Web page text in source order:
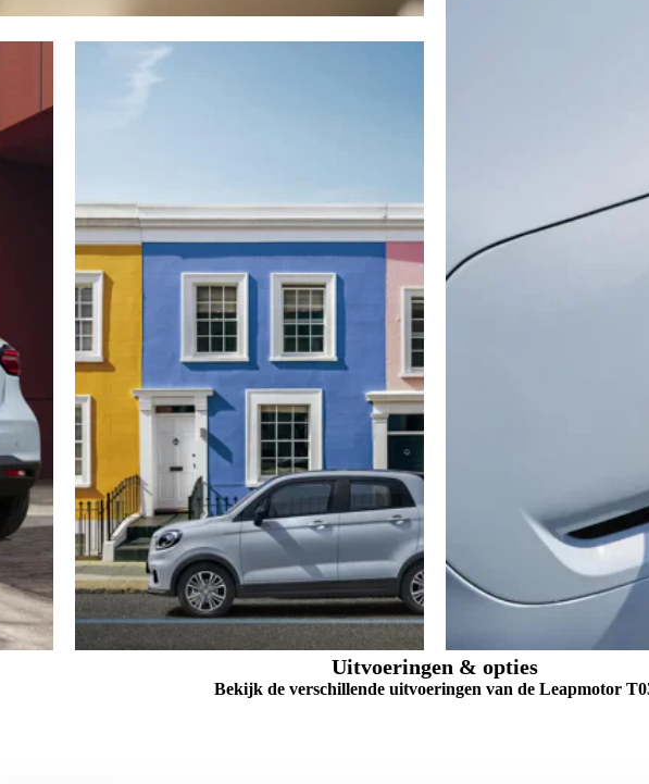
Uitvoeringen & opties
Bekijk de verschillende uitvoeringen van de Leapmotor